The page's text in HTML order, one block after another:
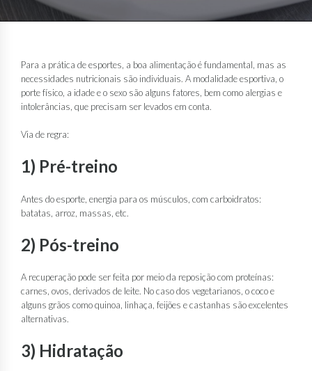
Para a prática de esportes, a boa alimentação é fundamental, mas as
necessidades nutricionais são individuais. A modalidade esportiva, o
porte físico, a idade e o sexo são alguns fatores, bem como alergias e
intolerâncias, que precisam ser levados em conta.
Via de regra:
1) Pré-treino
Antes do esporte, energia para os músculos, com carboidratos:
batatas, arroz, massas, etc.
2) Pós-treino
A recuperação pode ser feita por meio da reposição com proteínas:
carnes, ovos, derivados de leite. No caso dos vegetarianos, o coco e
alguns grãos como quinoa, linhaça, feijões e castanhas são excelentes
alternativas.
3) Hidratação